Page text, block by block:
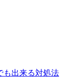
も出来る対処法